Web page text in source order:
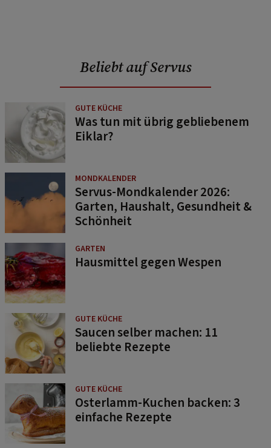
Beliebt auf Servus
GUTE KÜCHE
Was tun mit übrig gebliebenem
Eiklar?
MONDKALENDER
Servus-Mondkalender 2026:
Garten, Haushalt, Gesundheit &
Schönheit
GARTEN
Hausmittel gegen Wespen
GUTE KÜCHE
Saucen selber machen: 11
beliebte Rezepte
GUTE KÜCHE
Osterlamm-Kuchen backen: 3
einfache Rezepte